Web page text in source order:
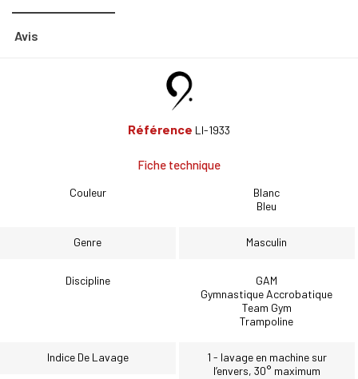
Avis
Référence LI-1933
Fiche technique
Couleur
Blanc
Bleu
Genre Masculin
Discipline
GAM
Gymnastique Accrobatique
Team Gym
Trampoline
Indice De Lavage
1 - lavage en machine sur
l’envers, 30° maximum